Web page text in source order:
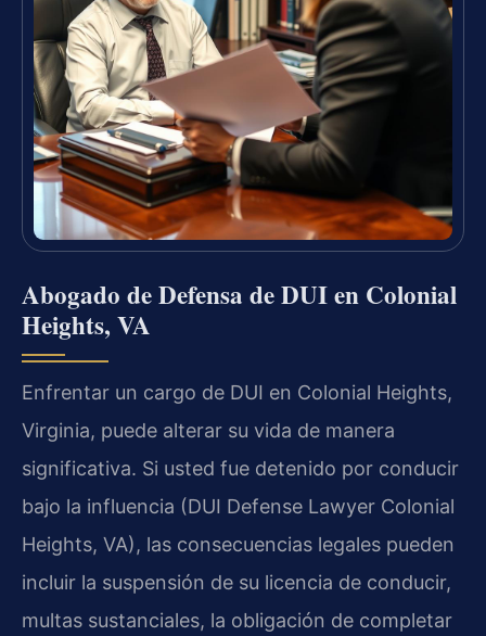
Abogado de Defensa de DUI en Colonial
Heights, VA
Enfrentar un cargo de DUI en Colonial Heights,
Virginia, puede alterar su vida de manera
significativa. Si usted fue detenido por conducir
bajo la influencia (DUI Defense Lawyer Colonial
Heights, VA), las consecuencias legales pueden
incluir la suspensión de su licencia de conducir,
multas sustanciales, la obligación de completar